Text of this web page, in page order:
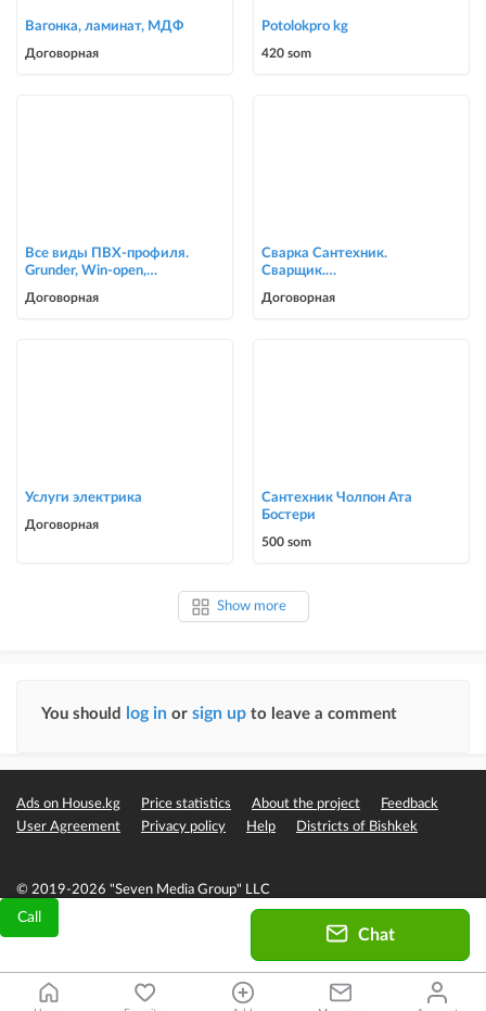
Call
Chat
Вагонка, ламинат, МДФ
Договорная
Potolokpro kg
420 som
Все виды ПВХ-профиля.
Grunder, Win-open,
Комфорт в осн
Договорная
Сварка Сантехник.
Сварщик.
сварочные работы в Биш
Договорная
Услуги электрика
Договорная
Сантехник Чолпон Ата
Бостери
500 som
Show more
You should log in or sign up to leave a comment
Ads on House.kg Price statistics About the project
Feedback
User Agreement
Privacy policy Help Districts of Bishkek
© 2019-2026 "Seven Media Group" LLC